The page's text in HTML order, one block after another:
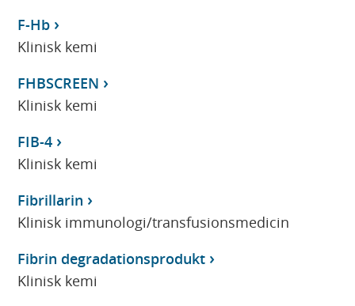
F-Hb
Klinisk kemi
FHBSCREEN
Klinisk kemi
FIB-4
Klinisk kemi
Fibrillarin
Klinisk immunologi/transfusionsmedicin
Fibrin degradationsprodukt
Klinisk kemi